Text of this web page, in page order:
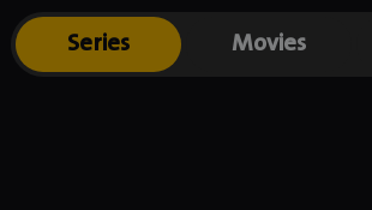
Series Movies